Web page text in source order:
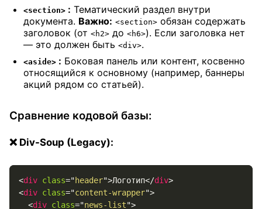
<section> : Тематический раздел внутри
документа. Важно: <section> обязан содержать
заголовок (от <h2> до <h6>). Если заголовка нет
— это должен быть <div>.
<aside> : Боковая панель или контент, косвенно
относящийся к основному (например, баннеры
акций рядом со статьей).
Сравнение кодовой базы:
❌ Div-Soup (Legacy):
<div class="header">Логотип</div>
<div class="content-wrapper">
<div class="news-list">